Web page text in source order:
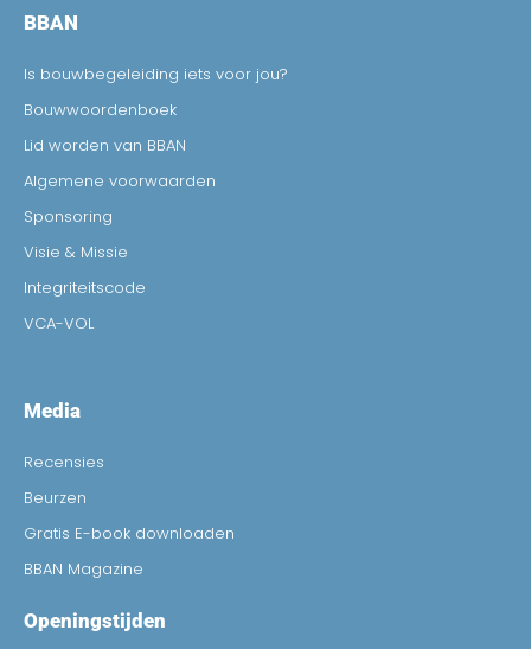
BBAN
Is bouwbegeleiding iets voor jou?
Bouwwoordenboek
Lid worden van BBAN
Algemene voorwaarden
Sponsoring
Visie & Missie
Integriteitscode
VCA-VOL
Media
Recensies
Beurzen
Gratis E-book downloaden
BBAN Magazine
Openingstijden